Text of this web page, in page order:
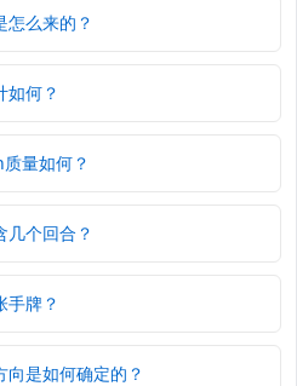
怎么来的？
如何？
量如何？
几个回合？
手牌？
向是如何确定的？